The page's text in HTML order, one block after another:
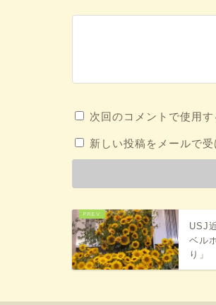
次回のコメントで使用
新しい投稿をメールで受
USJ
ベル
り」